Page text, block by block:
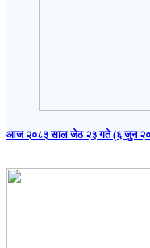
आज २०८३ साल जेठ २३ गते (६ जुन